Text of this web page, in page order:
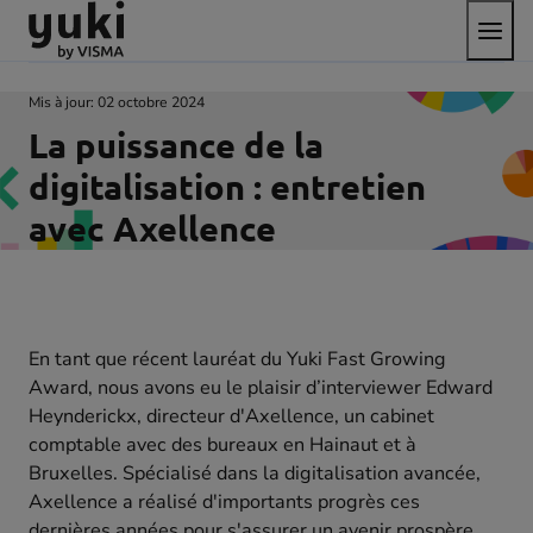
Aller
Passer
page
aller
à
page
d'accueil
le
menu
La puissance de la
digitalisation : entretien
avec Axellence
Mis à jour: 02 octobre 2024
En tant que récent lauréat du Yuki Fast Growing
Award, nous avons eu le plaisir d’interviewer Edward
Heynderickx, directeur d'Axellence, un cabinet
comptable avec des bureaux en Hainaut et à
Bruxelles. Spécialisé dans la digitalisation avancée,
Axellence a réalisé d'importants progrès ces